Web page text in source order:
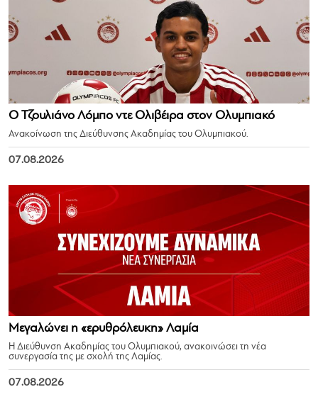
Ο Τζουλιάνο Λόμπο ντε Ολιβέιρα στον Ολυμπιακό
Ανακοίνωση της Διεύθυνσης Ακαδημίας του Ολυμπιακού.
07.08.2026
Μεγαλώνει η «ερυθρόλευκη» Λαμία
Η Διεύθυνση Ακαδημίας του Ολυμπιακού, ανακοινώσει τη νέα
συνεργασία της με σχολή της Λαμίας.
07.08.2026